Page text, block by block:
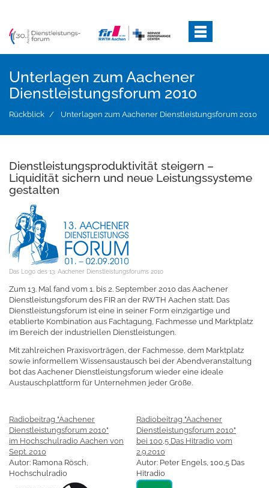
Unterlagen zum Aachener
Dienstleistungsforum 2010
Rückblick Unterlagen zum Aachener Dienstleistungsforum 2010
Dienstleistungsproduktivität steigern –
Liquidität sichern und neue Leistungssysteme
gestalten
Das Logo des 13. Aachener Dienstleistungsforums 2010
Zum 13. Mal fand vom 1. bis 2. September 2010 das Aachener
Dienstleistungsforum des FIR an der RWTH Aachen statt. Das
Dienstleistungsforum ist eine in seiner Form einzigartige und
etablierte Kombination aus Fachtagung, Fachmesse und Marktplatz
im Bereich der industriellen Dienstleistungen.
Mit zahlreichen Praxisvorträgen, der Fachmesse, dem Marktplatz
sowie informellem Wissensaustausch bei der Abendveranstaltung
bot das Aachener Dienstleistungsforum wieder eine ideale
Austauschplattform für Unternehmen jeder Größe.
Radiobeitrag "Aachener
Dienstleistungsforum 2010"
im Hochschulradio Aachen von
Sept. 2010
Autor: Ramona Rösch,
Hochschulradio
Radiobeitrag "Aachener
Dienstleistungsforum 2010"
bei 100,5 Das Hitradio vom
2.9.2010
Autor: Peter Engels, 100,5 Das
Hitradio